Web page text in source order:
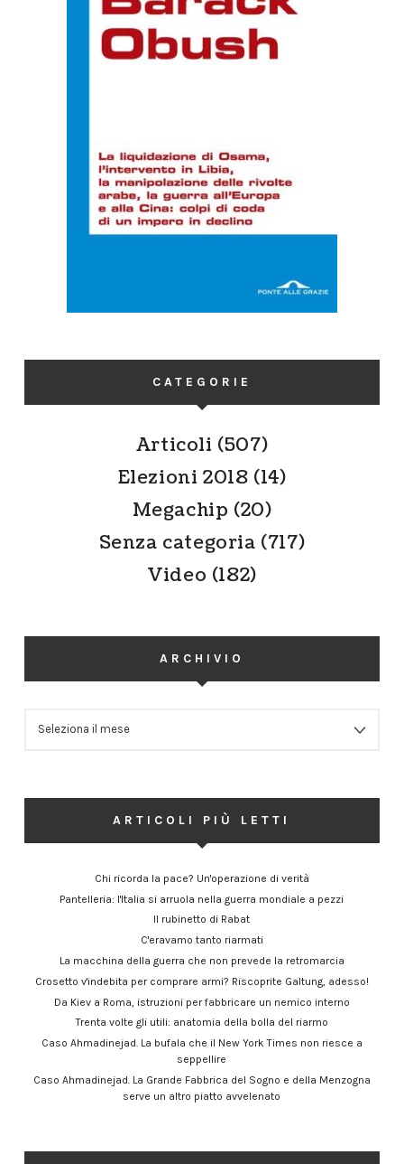
CATEGORIE
Articoli (507)
Elezioni 2018 (14)
Megachip (20)
Senza categoria (717)
Video (182)
ARCHIVIO
ARTICOLI PIÙ LETTI
Chi ricorda la pace? Un'operazione di verità
Pantelleria: l'Italia si arruola nella guerra mondiale a pezzi
Il rubinetto di Rabat
C'eravamo tanto riarmati
La macchina della guerra che non prevede la retromarcia
Crosetto v'indebita per comprare armi? Riscoprite Galtung, adesso!
Da Kiev a Roma, istruzioni per fabbricare un nemico interno
Trenta volte gli utili: anatomia della bolla del riarmo
Caso Ahmadinejad. La bufala che il New York Times non riesce a
seppellire
Caso Ahmadinejad. La Grande Fabbrica del Sogno e della Menzogna
serve un altro piatto avvelenato